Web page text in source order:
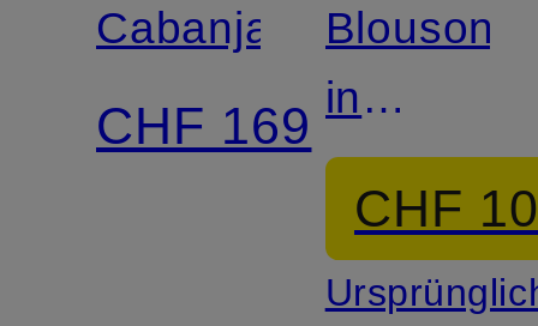
Cabanjacke
CHF 169
Blouson
in
CHF